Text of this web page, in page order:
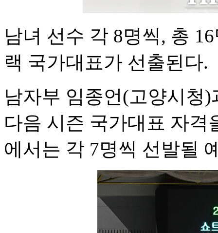
남녀 선수 각 8명씩, 총
랙 국가대표가 선출된다.
남자부 임종언(고양시청
다음 시즌 국가대표 자격
에서는 각 7명씩 선발될